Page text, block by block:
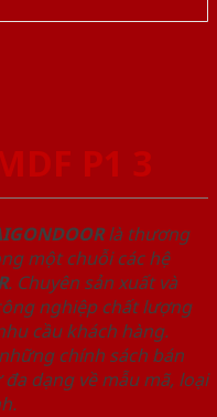
P1 3
là thương
một chuỗi các hệ
. Chuyên sản xuất và
nghiệp chất lượng
cầu khách hàng.
chính sách bán
dạng về mẫu mã, loại